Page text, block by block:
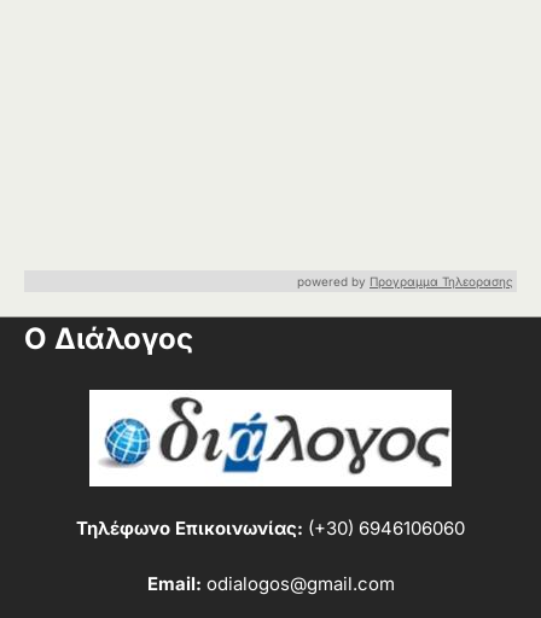
powered by Προγραμμα Τηλεορασης
Ο Διάλογος
Τηλέφωνο Επικοινωνίας: (+30) 6946106060
Email: odialogos@gmail.com